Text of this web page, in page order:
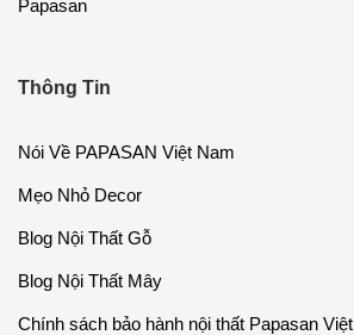
Papasan
Thông Tin
Nói Về PAPASAN Việt Nam
Mẹo Nhỏ Decor
Blog Nội Thất Gỗ
Blog Nội Thất Mây
Chính sách bảo hành nội thất Papasan